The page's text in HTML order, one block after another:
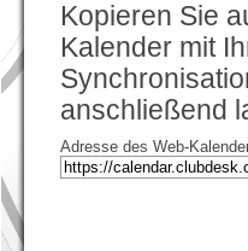
Kopieren Sie
Kalender mit
anschließend
Adresse des Web-